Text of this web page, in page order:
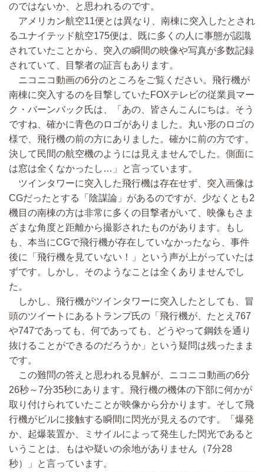
のではないか、と思われるのです。
アメリカン航空11便とは異なり、南棟に突入したとされ
るユナイテッド航空175便は、既に多くの人に事態が認識
されていたことから、突入の瞬間の映像や写真が多数記録
されていて、目撃者の証言もあります。
ニコニコ動画の6分のところをご覧ください。飛行機が
南棟に突入するのを目撃していたFOXテレビの従業員マー
ク・バーンバック氏は、「あの、皆さんこんにちは。そう
ですね、確かに青色のロゴがありました。丸い形のロゴの
様で、飛行機の前の方にありました。確かに前の方です。
決して民間の航空機のようには見えませんでした。側面に
は窓は全くなかったし…」と言っています。
ツインタワーに突入した飛行機は存在せず、突入画像は
CGだったとする「陰謀論」があるのですが、少なくとも2
機目の南棟の方は非常に多くの目撃者がいて、映像もさま
ざまな角度と距離から撮影されたものがあります。もし
も、本当にCGで飛行機が存在していなかったなら、事件
後に「飛行機を見ていない！」という声が上がっていたは
ずです。しかし、そのようなことは全くありませんでし
た。
しかし、飛行機がツインタワーに突入したとしても、冒
頭のツイートにあるトランプ氏の「飛行機が、たとえ767
や747であっても、何であっても、どうやって鋼鉄を通り
抜けることができるのだろうか」という疑問は残ったまま
です。
この難問の答えと思われる見解が、ニコニコ動画の6分
26秒～7分35秒にあります。飛行機の機体の下部に何かが
取り付けられていたことが映像から分かります。そして飛
行機がビルに接触する瞬間に閃光が見えるのです。「爆発
か、起爆装置か、ミサイルによって発生した閃光であると
いうことは、もはや疑いの余地がありません（7分28
秒）」と言っています。